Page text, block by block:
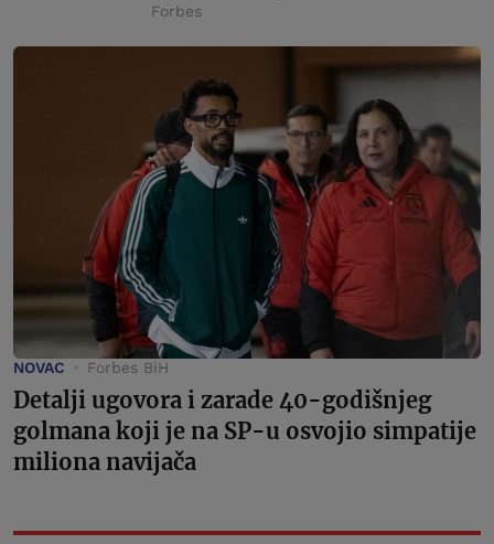
Forbes
NOVAC Forbes BiH
Detalji ugovora i zarade 40-godišnjeg
golmana koji je na SP-u osvojio simpatije
miliona navijača